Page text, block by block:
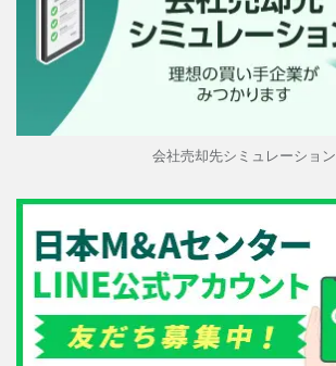
会社売却先シミュレーション